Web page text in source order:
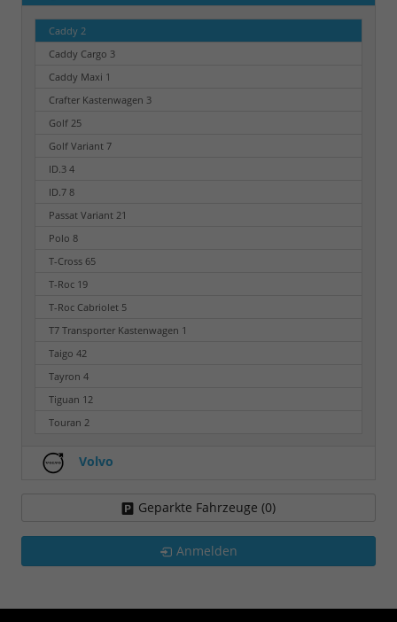
Caddy 2
Caddy Cargo 3
Caddy Maxi 1
Crafter Kastenwagen 3
Golf 25
Golf Variant 7
ID.3 4
ID.7 8
Passat Variant 21
Polo 8
T-Cross 65
T-Roc 19
T-Roc Cabriolet 5
T7 Transporter Kastenwagen 1
Taigo 42
Tayron 4
Tiguan 12
Touran 2
Volvo
Geparkte Fahrzeuge (0)
Anmelden